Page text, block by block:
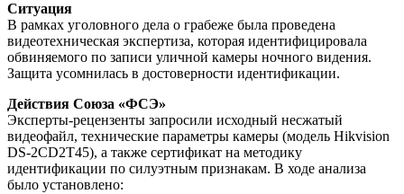
Ситуация
В рамках уголовного дела о грабеже была проведена
видеотехническая экспертиза, которая идентифицировала
обвиняемого по записи уличной камеры ночного видения.
Защита усомнилась в достоверности идентификации.
Действия Союза «ФСЭ»
Эксперты-рецензенты запросили исходный несжатый
видеофайл, технические параметры камеры (модель Hikvision
DS-2CD2T45), а также сертификат на методику
идентификации по силуэтным признакам. В ходе анализа
было установлено: